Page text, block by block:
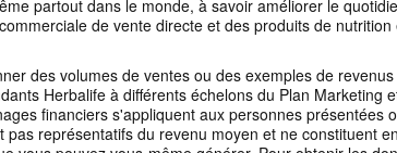
partout dans le monde, à savoir améliorer le
de vente directe et des produits de
des volumes de ventes ou des exemples de
Herbalife à différents échelons du Plan Marketing
financiers s'appliquent aux personnes présentées
pas représentatifs du revenu moyen et ne constituent
votre activité Herbalife Nutrition.
4:24
1:05
2:42
Max, un
qui vous